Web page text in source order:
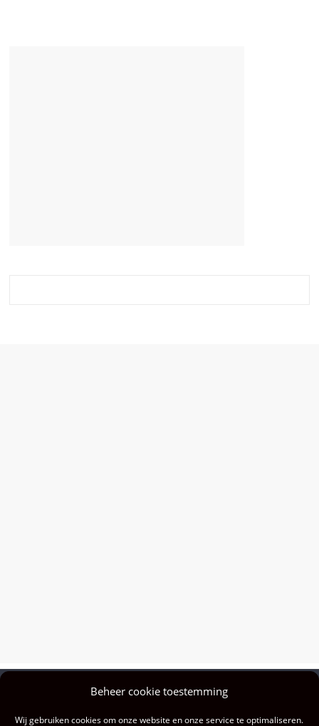
Beheer cookie toestemming
Wij gebruiken cookies om onze website en onze service te optimaliseren.